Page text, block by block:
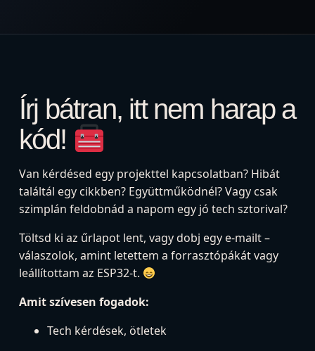
Írj bátran, itt nem harap a
kód!
Van kérdésed egy projekttel kapcsolatban? Hibát
találtál egy cikkben? Együttműködnél? Vagy csak
szimplán feldobnád a napom egy jó tech sztorival?
Töltsd ki az űrlapot lent, vagy dobj egy e-mailt –
válaszolok, amint letettem a forrasztópákát vagy
leállítottam az ESP32-t.
Amit szívesen fogadok:
Tech kérdések, ötletek